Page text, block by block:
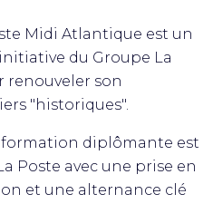
Midi Atlantique est un
du Groupe La
renouveler son
"historiques".
formation diplômante est
Poste avec une prise en
et une alternance clé